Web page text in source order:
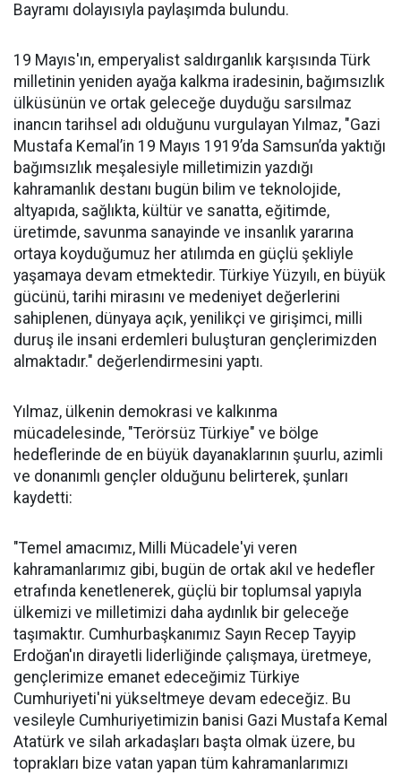
Bayramı dolayısıyla paylaşımda bulundu.
19 Mayıs'ın, emperyalist saldırganlık karşısında Türk
milletinin yeniden ayağa kalkma iradesinin, bağımsızlık
ülküsünün ve ortak geleceğe duyduğu sarsılmaz
inancın tarihsel adı olduğunu vurgulayan Yılmaz, "Gazi
Mustafa Kemal’in 19 Mayıs 1919’da Samsun’da yaktığı
bağımsızlık meşalesiyle milletimizin yazdığı
kahramanlık destanı bugün bilim ve teknolojide,
altyapıda, sağlıkta, kültür ve sanatta, eğitimde,
üretimde, savunma sanayinde ve insanlık yararına
ortaya koyduğumuz her atılımda en güçlü şekliyle
yaşamaya devam etmektedir. Türkiye Yüzyılı, en büyük
gücünü, tarihi mirasını ve medeniyet değerlerini
sahiplenen, dünyaya açık, yenilikçi ve girişimci, milli
duruş ile insani erdemleri buluşturan gençlerimizden
almaktadır." değerlendirmesini yaptı.
Yılmaz, ülkenin demokrasi ve kalkınma
mücadelesinde, "Terörsüz Türkiye" ve bölge
hedeflerinde de en büyük dayanaklarının şuurlu, azimli
ve donanımlı gençler olduğunu belirterek, şunları
kaydetti:
"Temel amacımız, Milli Mücadele'yi veren
kahramanlarımız gibi, bugün de ortak akıl ve hedefler
etrafında kenetlenerek, güçlü bir toplumsal yapıyla
ülkemizi ve milletimizi daha aydınlık bir geleceğe
taşımaktır. Cumhurbaşkanımız Sayın Recep Tayyip
Erdoğan'ın dirayetli liderliğinde çalışmaya, üretmeye,
gençlerimize emanet edeceğimiz Türkiye
Cumhuriyeti'ni yükseltmeye devam edeceğiz. Bu
vesileyle Cumhuriyetimizin banisi Gazi Mustafa Kemal
Atatürk ve silah arkadaşları başta olmak üzere, bu
toprakları bize vatan yapan tüm kahramanlarımızı